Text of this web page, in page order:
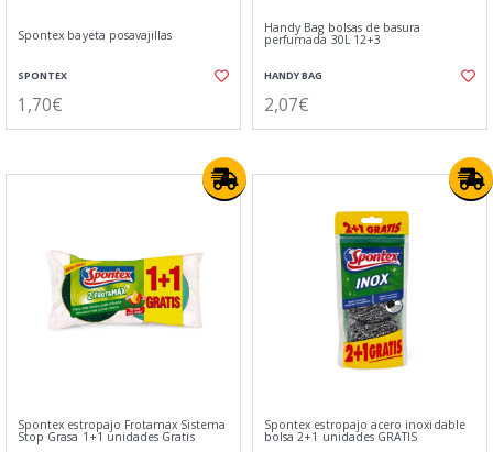
Spontex bayeta posavajillas
SPONTEX
1,70€
Handy Bag bolsas de basura
perfumada 30L 12+3
HANDY BAG
2,07€
Spontex estropajo Frotamax Sistema
Stop Grasa 1+1 unidades Gratis
Spontex estropajo acero inoxidable
bolsa 2+1 unidades GRATIS